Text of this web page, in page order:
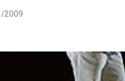
2009